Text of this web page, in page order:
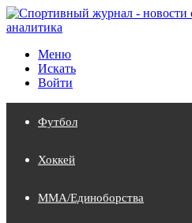
Меню
Искать
Войти
Футбол
Хоккей
MMA/Единоборства